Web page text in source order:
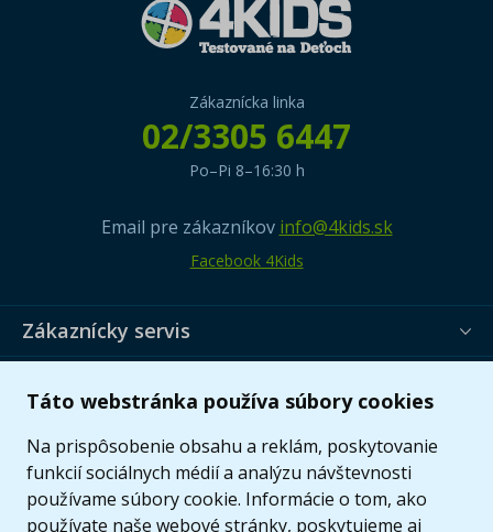
Táto webstránka používa súbory cookies
Na prispôsobenie obsahu a reklám, poskytovanie
funkcií sociálnych médií a analýzu návštevnosti
používame súbory cookie. Informácie o tom, ako
používate naše webové stránky, poskytujeme aj
Zákaznícka linka
02/3305 6447
Po–Pi 8–16:30 h
Email pre zákazníkov info@4kids.sk
Facebook 4Kids
Zákaznícky servis